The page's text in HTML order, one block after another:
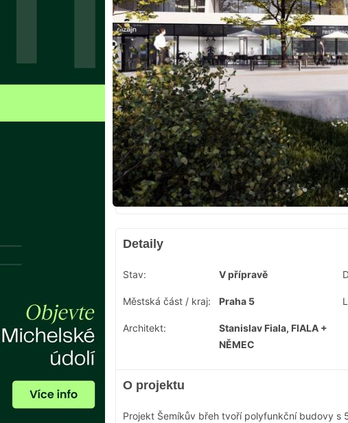
Detaily
Stav: V přípravě
Městská část / kraj: Praha 5
Architekt:
Stanislav Fiala, FIALA +
NĚMEC
O projektu
Projekt Šemíkův břeh tvoří polyfunkční budovy